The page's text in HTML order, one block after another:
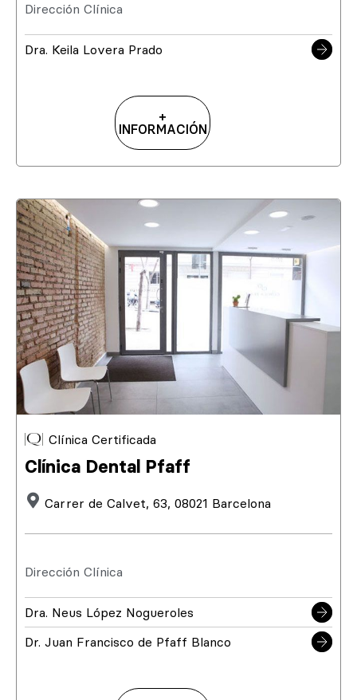
Dirección Clínica
Dra. Keila Lovera Prado
+
INFORMACIÓN
Clínica Certificada
Clínica Dental Pfaff
Carrer de Calvet, 63, 08021 Barcelona
Dirección Clínica
Dra. Neus López Nogueroles
Dr. Juan Francisco de Pfaff Blanco